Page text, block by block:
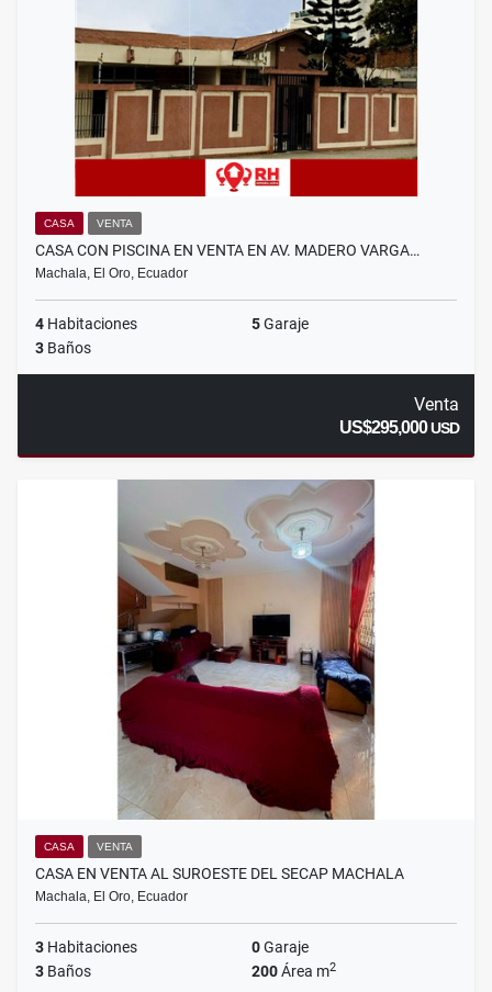
CASA VENTA
CASA CON PISCINA EN VENTA EN AV. MADERO VARGA…
Machala, El Oro, Ecuador
4 Habitaciones 5Garaje
3 Baños
Venta
US$295,000USD
CASA VENTA
CASA EN VENTA AL SUROESTE DEL SECAP MACHALA
Machala, El Oro, Ecuador
3 Habitaciones 0Garaje
3 Baños 200Área m2